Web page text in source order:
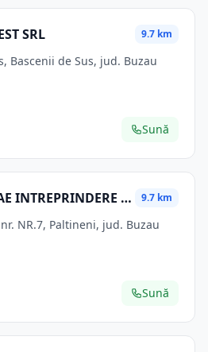
SRL 9.7 km
Bascenii de Sus, jud. Buzau
Sună
NEDELCU I. NICOLAE INTREPRINDERE INDIVIDUALA 9.7 km
nr. NR.7, Paltineni, jud. Buzau
Sună